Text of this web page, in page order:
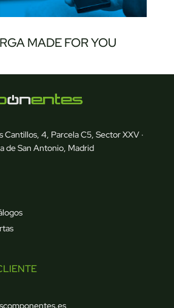
MADE FOR YOU
Cantillos, 4, Parcela C5, Sector XXV ·
de San Antonio, Madrid